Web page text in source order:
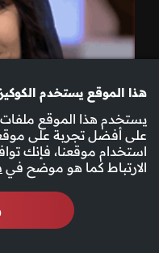
هذا الموقع يستخدم
يستخدم هذا الموقع
على أفضل تجربة على
استخدام موقعنا، فإنك
الارتباط كما هو موضح في